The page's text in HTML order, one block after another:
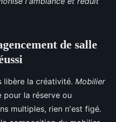
de salle
libère la créativité. Mobilier
pour la réserve ou
multiples, rien n'est figé.